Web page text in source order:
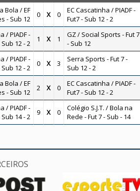
Bola / EF
- Sub 12
0 X 0
EC Cascatinha / PIADF -
Fut7 - Sub 12 - 2
/ PIADF -
Sub 12 - 2
1 X 1
GZ / Social Sports - Fut 7
- Sub 12
/ PIADF -
Sub 12 - 2
0 X 3
Serra Sports - Fut 7 -
Sub 12 - 2
Bola / EF
- Sub 12
2 X 0
EC Cascatinha / PIADF -
Fut7 - Sub 12 - 2
/ PIADF -
Sub 14 - 2
9 X 0
Colégio S.J.T. / Bola na
Rede - Fut 7 - Sub - 14